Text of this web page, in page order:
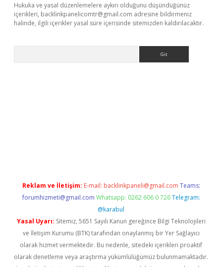
Hukuka ve yasal düzenlemelere aykırı olduğunu düşündüğünüz
içerikleri, backlinkpanelicomtr@gmail.com adresine bildirmeniz
halinde, ilgili içerikler yasal süre içerisinde sitemizden kaldırılacaktır.
Reklam ve İletişim: E-mail: backlinkpaneli@gmail.com Teams:
forumhizmeti@gmail.com Whatsapp: 0262 606 0 726 Telegram:
@karabul
Yasal Uyarı: Sitemiz, 5651 Sayılı Kanun gereğince Bilgi Teknolojileri
ve İletişim Kurumu (BTK) tarafından onaylanmış bir Yer Sağlayıcı
olarak hizmet vermektedir. Bu nedenle, sitedeki içerikleri proaktif
olarak denetleme veya araştırma yükümlülüğümüz bulunmamaktadır.